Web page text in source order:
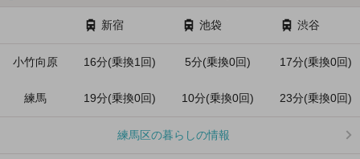
新宿 池袋 渋谷
小竹向原 16分(乗換1回) 5分(乗換0回) 17分(乗換0回)
練馬 19分(乗換0回) 10分(乗換0回) 23分(乗換0回)
練馬区の暮らしの情報